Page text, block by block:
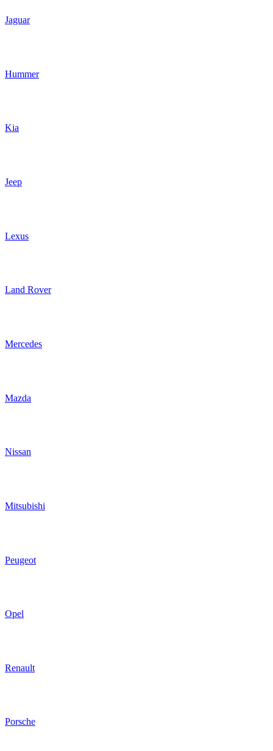
Jaguar
Hummer
Kia
Jeep
Lexus
Land Rover
Mercedes
Mazda
Nissan
Mitsubishi
Peugeot
Opel
Renault
Porsche